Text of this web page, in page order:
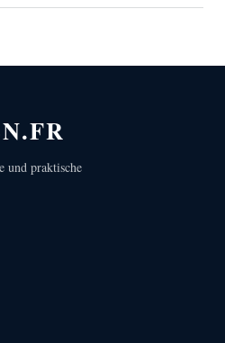
und praktische